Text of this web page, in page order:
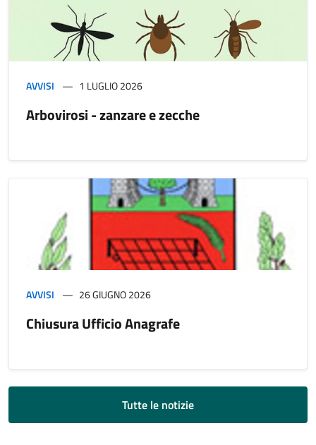
AVVISI 1 LUGLIO 2026
Arbovirosi - zanzare e zecche
AVVISI 26 GIUGNO 2026
Chiusura Ufficio Anagrafe
Tutte le notizie